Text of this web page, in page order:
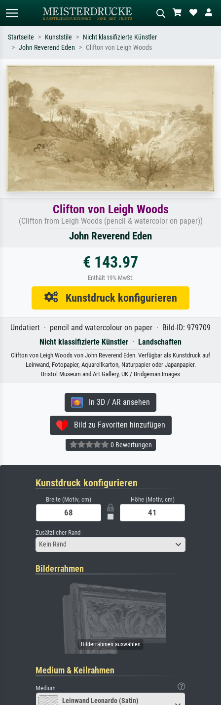
oder Stilen – z.B. Monet,
Sternennacht, Impressionismus, Welle
Hokusai, Akt.
Startseite Kunststile
Nicht klassifizierte Künstler
John Reverend Eden
Clifton von Leigh Woods
Clifton von Leigh Woods
(Clifton from Leigh Woods (pencil & watercolor on paper))
John Reverend Eden
€ 143.97
Enthält 19% MwSt.
Kunstdruck konfigurieren
Undatiert · pencil and watercolour on paper · Bild-ID: 979709
Nicht klassifizierte Künstler · Landschaften
Clifton von Leigh Woods von John Reverend Eden. Verfügbar als Kunstdruck auf
Leinwand, Fotopapier, Aquarellkarton, Naturpapier oder Japanpapier.
Bristol Museum and Art Gallery, UK / Bridgeman Images
In 3D / AR ansehen
Bild zu Favoriten hinzufügen
0 Bewertungen
Kunstdruck konfigurieren
Breite (Motiv, cm) Höhe (Motiv, cm)
Zusätzlicher Rand
Kein Rand
Bilderrahmen
Medium & Keilrahmen
Medium
Leinwand Leonardo (Satin)